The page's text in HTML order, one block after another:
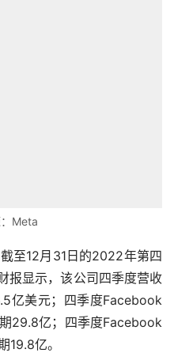
Meta
至12月31日的2022年第四
报显示，该公司四季度营收
亿美元；四季度Facebook
29.8亿；四季度Facebook
19.8亿。